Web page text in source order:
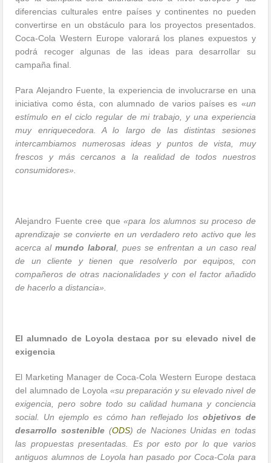
diferencias culturales entre países y continentes no pueden
convertirse en un obstáculo para los proyectos presentados.
Coca-Cola Western Europe valorará los planes expuestos y
podrá recoger algunas de las ideas para desarrollar su
campaña final.
Para Alejandro Fuente, la experiencia de involucrarse en una
iniciativa como ésta, con alumnado de varios países es «un
estímulo en el ciclo regular de mi trabajo, y una experiencia
muy enriquecedora. A lo largo de las distintas sesiones
intercambiamos numerosas ideas y puntos de vista, muy
frescos y más cercanos a la realidad de todos nuestros
consumidores».
Alejandro Fuente cree que «para los alumnos su proceso de
aprendizaje se convierte en un verdadero reto activo que les
acerca almundo laboral , pues se enfrentan a un caso real
de un cliente y tienen que resolverlo por equipos, con
compañeros de otras nacionalidades y con el factor añadido
de hacerlo a distancia».
El alumnado de Loyola destaca por su elevado nivel de
exigencia
El Marketing Manager de Coca-Cola Western Europe destaca
del alumnado de Loyola «su preparación y su elevado nivel de
exigencia, pero sobre todo su calidad humana y conciencia
social. Un ejemplo es cómo han reflejado los objetivos de
desarrollo sostenible (ODS) de Naciones Unidas en todas
las propuestas presentadas. Es por esto por lo que varios
antiguos alumnos de Loyola han pasado por Coca-Cola para